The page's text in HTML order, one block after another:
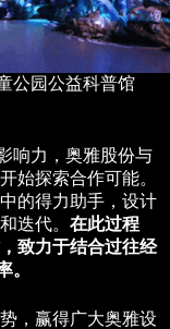
公园公益科普馆
响力，奥雅股份与
始探索合作可能。
的得力助手，设计
迭代。 在此过程
致力于结合过往经
。
，赢得广大奥雅设